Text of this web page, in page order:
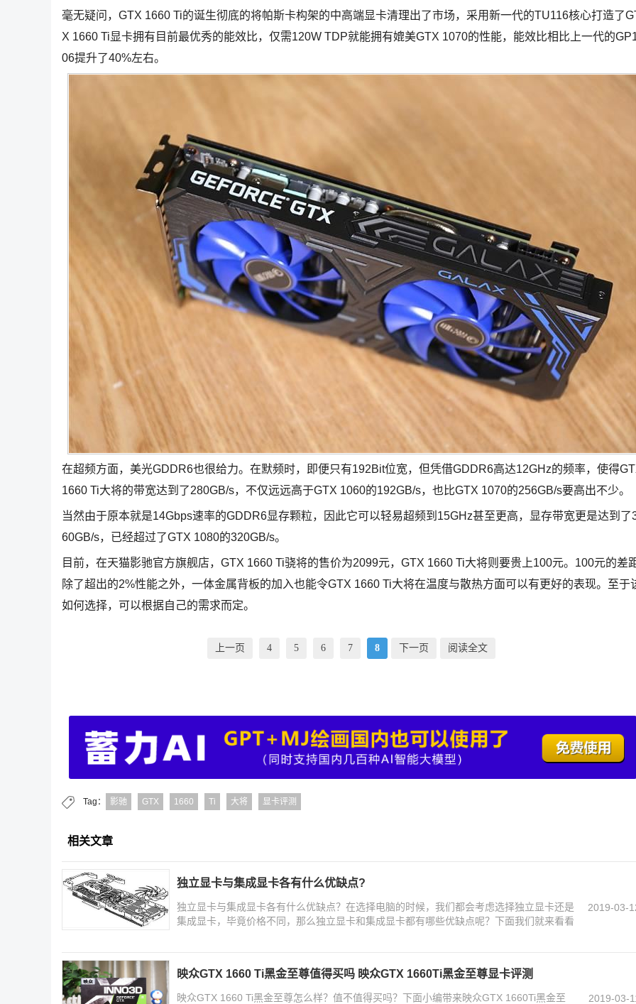
毫无疑问，GTX 1660 Ti的诞生彻底的将帕斯卡构架的中高端显卡清理出了市场，采用新一代的TU116核心打造了
X 1660 Ti显卡拥有目前最优秀的能效比，仅需120W TDP就能拥有媲美GTX 1070的性能，能效比相比上一代的
06提升了40%左右。
在超频方面，美光GDDR6也很给力。在默频时，即便只有192Bit位宽，但凭借GDDR6高达12GHz的频率，使得
1660 Ti大将的带宽达到了280GB/s，不仅远远高于GTX 1060的192GB/s，也比GTX 1070的256GB/s要高出不少。
当然由于原本就是14Gbps速率的GDDR6显存颗粒，因此它可以轻易超频到15GHz甚至更高，显存带宽更是达到了
60GB/s，已经超过了GTX 1080的320GB/s。
目前，在天猫影驰官方旗舰店，GTX 1660 Ti骁将的售价为2099元，GTX 1660 Ti大将则要贵上100元。100元的差
除了超出的2%性能之外，一体金属背板的加入也能令GTX 1660 Ti大将在温度与散热方面可以有更好的表现。至于
如何选择，可以根据自己的需求而定。
上一页 4 5 6 7 8 下一页 阅读全文
Tag： 影驰 GTX 1660 Ti 大将 显卡评测
相关文章
独立显卡与集成显卡各有什么优缺点?
独立显卡与集成显卡各有什么优缺点？在选择电脑的时候，我们都会考虑选择独立显卡还是
集成显卡，毕竟价格不同，那么独立显卡和集成显卡都有哪些优缺点呢？下面我们就来看看
2019-03-
映众GTX 1660 Ti黑金至尊值得买吗 映众GTX 1660Ti黑金至尊显卡评测
映众GTX 1660 Ti黑金至尊怎么样？值不值得买吗？下面小编带来映众GTX 1660Ti黑金至
2019-03-